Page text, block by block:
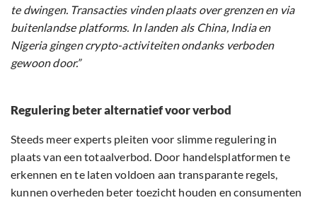
te dwingen. Transacties vinden plaats over grenzen en via
buitenlandse platforms. In landen als China, India en
Nigeria gingen crypto-activiteiten ondanks verboden
gewoon door.”
Regulering beter alternatief voor verbod
Steeds meer experts pleiten voor slimme regulering in
plaats van een totaalverbod. Door handelsplatformen te
erkennen en te laten voldoen aan transparante regels,
kunnen overheden beter toezicht houden en consumenten